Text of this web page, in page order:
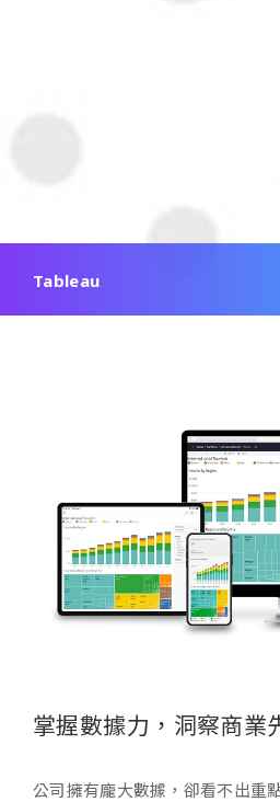
Tableau
掌握數據力，洞察商業
公司擁有龐大數據，卻看不出重